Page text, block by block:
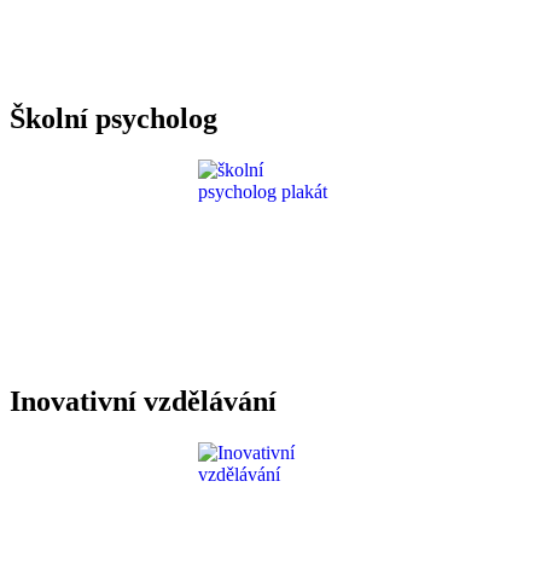
Školní psycholog
Inovativní vzdělávání